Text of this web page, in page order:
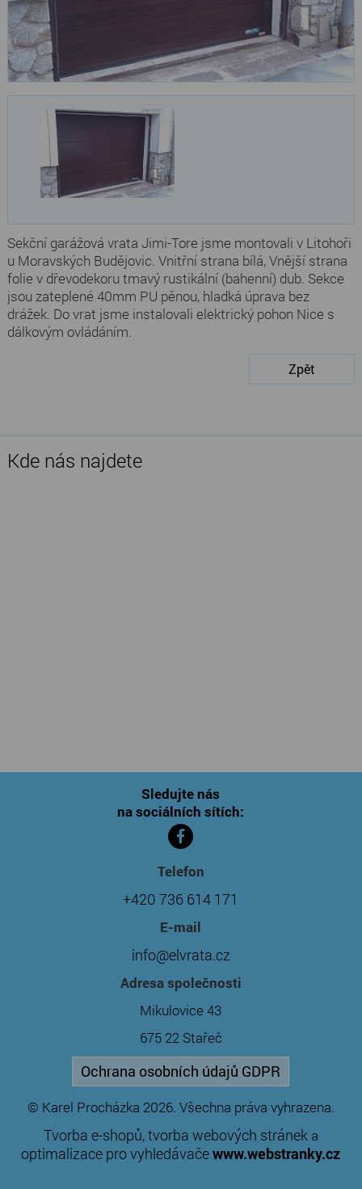
Sekční garážová vrata Jimi-Tore jsme montovali v Litohoři
u Moravských Budějovic. Vnitřní strana bílá, Vnější strana
folie v dřevodekoru tmavý rustikální (bahenní) dub. Sekce
jsou zateplené 40mm PU pěnou, hladká úprava bez
drážek. Do vrat jsme instalovali elektrický pohon Nice s
dálkovým ovládáním.
Zpět
Kde nás najdete
Sledujte nás
na sociálních sítích:
Telefon
+420 736 614 171
E-mail
info@elvrata.cz
Adresa společnosti
Mikulovice 43
675 22 Stařeč
Ochrana osobních údajů GDPR
© Karel Procházka 2026. Všechna práva vyhrazena.
Tvorba e-shopů,tvorba webových stráneka
optimalizace pro vyhledávačewww.webstranky.cz